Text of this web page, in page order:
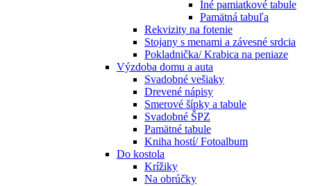
Iné pamiatkové tabule
Pamätná tabuľa
Rekvizity na fotenie
Stojany s menami a závesné srdcia
Pokladnička/ Krabica na peniaze
Výzdoba domu a auta
Svadobné vešiaky
Drevené nápisy
Smerové šípky a tabule
Svadobné ŠPZ
Pamätné tabule
Kniha hostí/ Fotoalbum
Do kostola
Krížiky
Na obrúčky